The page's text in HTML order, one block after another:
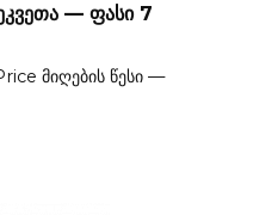
— ფასი 7
მიღების წესი —